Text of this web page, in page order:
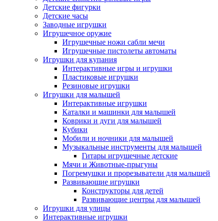
Детские фигурки
Детские часы
Заводные игрушки
Игрушечное оружие
Игрушечные ножи сабли мечи
Игрушечные пистолеты автоматы
Игрушки для купания
Интерактивные игры и игрушки
Пластиковые игрушки
Резиновые игрушки
Игрушки для малышей
Интерактивные игрушки
Каталки и машинки для малышей
Коврики и дуги для малышей
Кубики
Мобили и ночники для малышей
Музыкальные инструменты для малышей
Гитары игрушечные детские
Мячи и Животные-прыгуны
Погремушки и прорезыватели для малышей
Развивающие игрушки
Конструкторы для детей
Развивающие центры для малышей
Игрушки для улицы
Интерактивные игрушки